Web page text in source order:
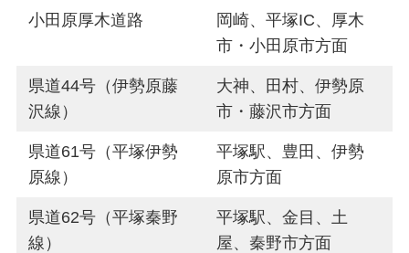
小田原厚木道路
岡崎、平塚IC、厚木
市・小田原市方面
県道44号（伊勢原藤
沢線）
大神、田村、伊勢原
市・藤沢市方面
県道61号（平塚伊勢
原線）
平塚駅、豊田、伊勢
原市方面
県道62号（平塚秦野
線）
平塚駅、金目、土
屋、秦野市方面